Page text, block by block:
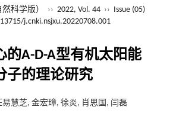
科学版） ›› 2022, Vol. 44 ›› Issue (05)
j.cnki.nsjxu.20220708.001
的A-D-A型有机太阳能
子的理论研究
慧芝, 金宏璋, 徐炎, 肖思国, 闫磊